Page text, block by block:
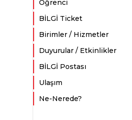
Öğrenci
BİLGİ Ticket
Birimler / Hizmetler
Duyurular / Etkinlikler
BİLGİ Postası
Ulaşım
Ne-Nerede?